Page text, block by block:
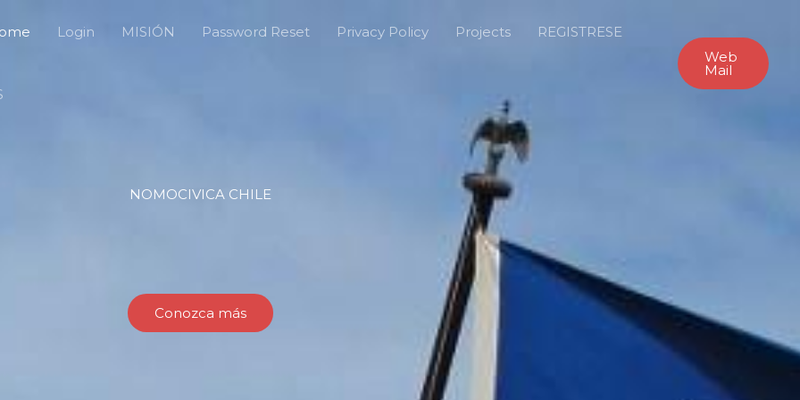
Login MISIÓN Password Reset Privacy Policy Projects REGISTRESE
Web
Mail
NOMOCIVICA CHILE
Conozca más